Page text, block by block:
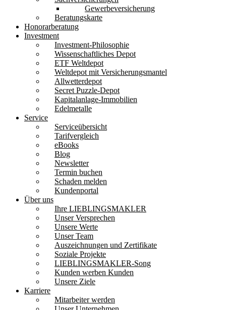
Gewerbeversicherung
Beratungskarte
Honorarberatung
Investment
Investment-Philosophie
Wissenschaftliches Depot
ETF Weltdepot
Weltdepot mit Versicherungsmantel
Allwetterdepot
Secret Puzzle-Depot
Kapitalanlage-Immobilien
Edelmetalle
Service
Serviceübersicht
Tarifvergleich
eBooks
Blog
Newsletter
Termin buchen
Schaden melden
Kundenportal
Über uns
Ihre LIEBLINGSMAKLER
Unser Versprechen
Unsere Werte
Unser Team
Auszeichnungen und Zertifikate
Soziale Projekte
LIEBLINGSMAKLER-Song
Kunden werben Kunden
Unsere Ziele
Karriere
Mitarbeiter werden